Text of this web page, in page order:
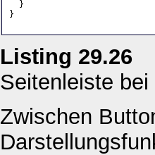
}
}
Listing 29.26
Seitenleiste
Zwischen